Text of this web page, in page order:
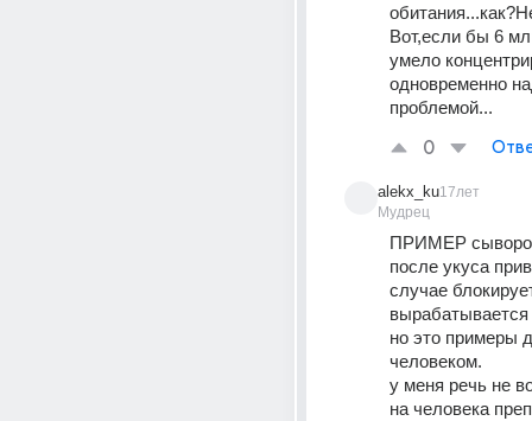
Вот,если бы 6
умело
одновременно
проблемой...
0
alekx_ku
Мудрец
17лет
ПРИМЕР
после укуса
случае
вырабатывается
но это примеры
человеком.
у меня речь не
на человека